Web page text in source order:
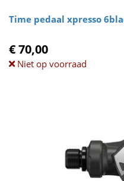
Time pedaal xpresso
€ 70,00
Niet op voorraad